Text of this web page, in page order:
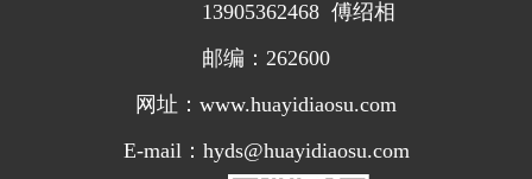
13905362468 傅绍相
邮编：262600
网址：www.huayidiaosu.com
E-mail：hyds@huayidiaosu.com